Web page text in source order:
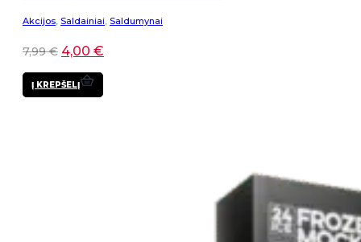
Akcijos, Saldainiai, Saldumynai
7,99€ 4,00 €
Į KREPŠELĮ